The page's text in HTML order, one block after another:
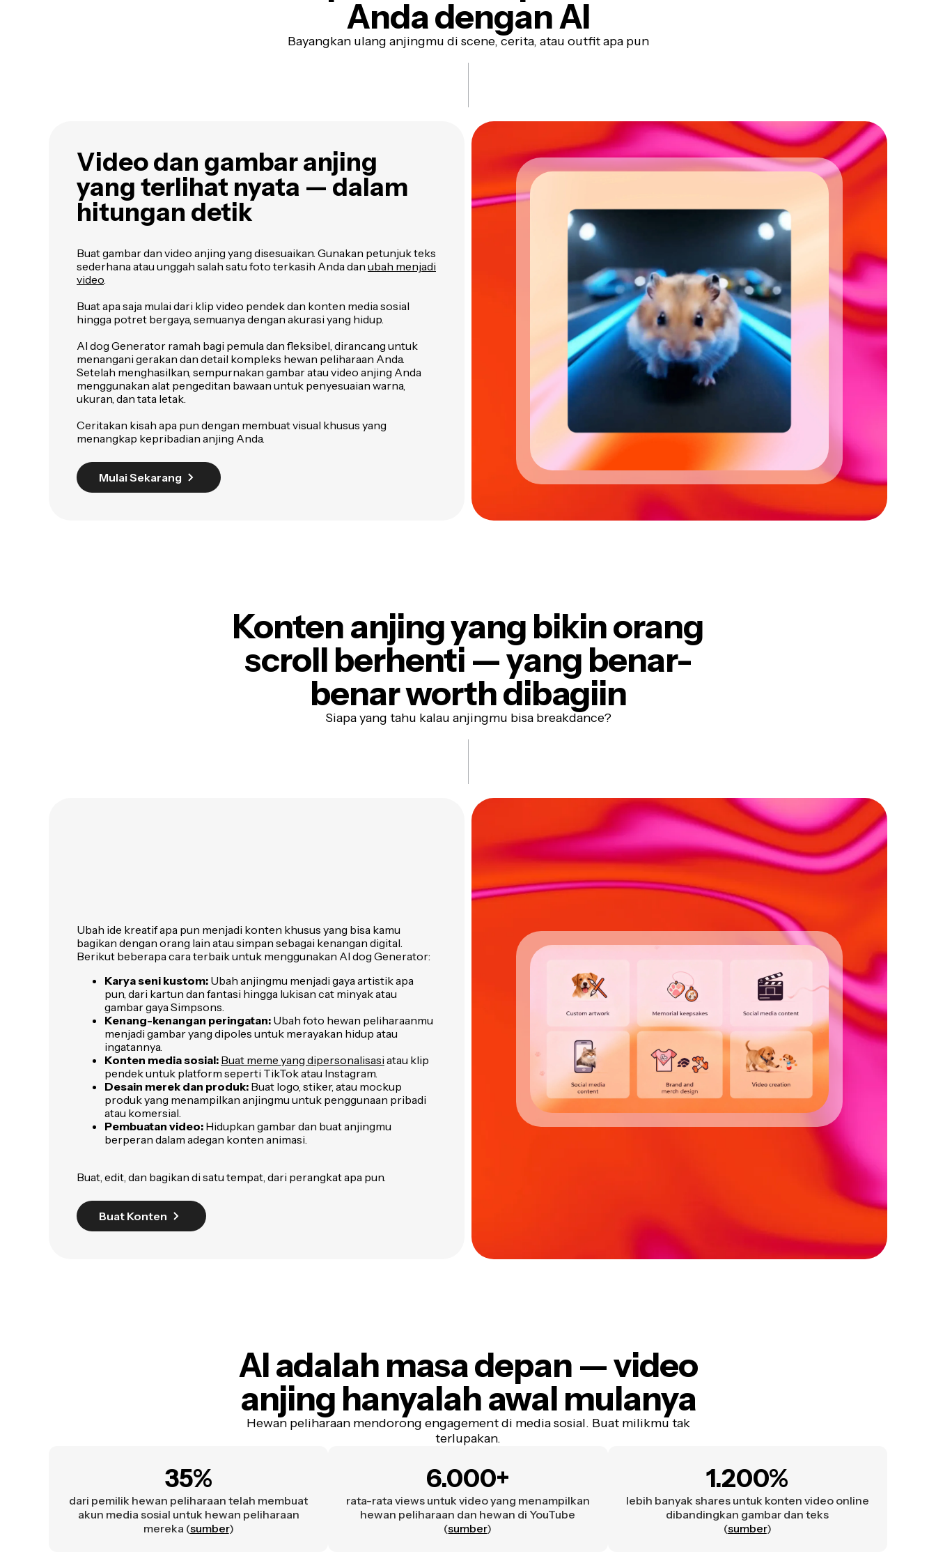
Andadengan AI
Bayangkan ulang anjingmu di scene, cerita, atau outfit apa pun
Video dan gambar anjing
yang terlihat nyata — dalam
hitungan detik
Buat gambar dan video anjing yang disesuaikan. Gunakan petunjuk teks
sederhana atau unggah salah satu foto terkasih Anda dan ubah menjadi
video.
Buat apa saja mulai dari klip video pendek dan konten media sosial
hingga potret bergaya, semuanya dengan akurasi yang hidup.
AI dog Generator ramah bagi pemula dan fleksibel, dirancang untuk
menangani gerakan dan detail kompleks hewan peliharaan Anda.
Setelah menghasilkan, sempurnakan gambar atau video anjing Anda
menggunakan alat pengeditan bawaan untuk penyesuaian warna,
ukuran, dan tata letak.
Ceritakan kisah apa pun dengan membuat visual khusus yang
menangkap kepribadian anjing Anda.
Mulai Sekarang
Konten anjing yang bikin orang
scroll berhenti —yang benar-
benar worth dibagiin
Siapa yang tahu kalau anjingmu bisa breakdance?
Ubah ide kreatif apa pun menjadi konten khusus yang bisa kamu
bagikan dengan orang lain atau simpan sebagai kenangan digital.
Berikut beberapa cara terbaik untuk menggunakan AI dog Generator:
Karya seni kustom: Ubah anjingmu menjadi gaya artistik apa
pun, dari kartun dan fantasi hingga lukisan cat minyak atau
gambar gaya Simpsons.
Kenang-kenangan peringatan: Ubah foto hewan peliharaanmu
menjadi gambar yang dipoles untuk merayakan hidup atau
ingatannya.
Konten media sosial: Buat meme yang dipersonalisasi atau klip
pendek untuk platform seperti TikTok atau Instagram.
Desain merek dan produk: Buat logo, stiker, atau mockup
produk yang menampilkan anjingmu untuk penggunaan pribadi
atau komersial.
Pembuatan video: Hidupkan gambar dan buat anjingmu
berperan dalam adegan konten animasi.
Buat, edit, dan bagikan di satu tempat, dari perangkat apa pun.
Buat Konten
AI adalah masa depan — video
anjing hanyalah awal mulanya
Hewan peliharaan mendorong engagement di media sosial. Buat milikmu tak
terlupakan.
35%
dari pemilik hewan peliharaan telah membuat
akun media sosial untuk hewan peliharaan
mereka (sumber)
6.000+
rata-rata views untuk video yang menampilkan
hewan peliharaan dan hewan di YouTube
(sumber)
1.200%
lebih banyak shares untuk konten video online
dibandingkan gambar dan teks
(sumber)